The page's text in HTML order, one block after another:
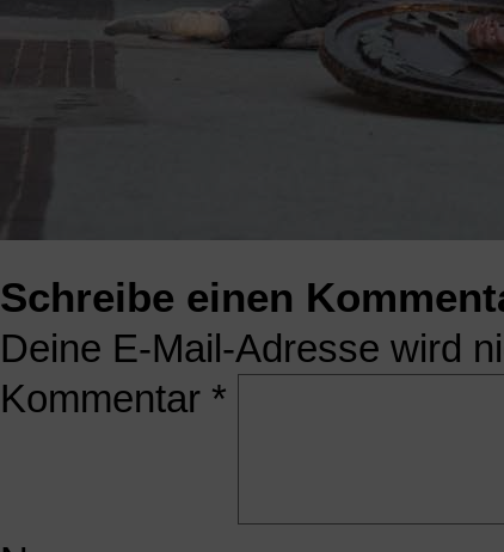
Schreibe einen
Deine E-Mail-Adresse wird
Kommentar *